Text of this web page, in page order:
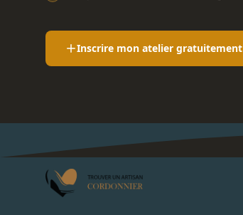
Inscrire mon atelier gratuitement